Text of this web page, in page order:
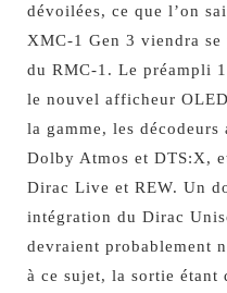
dévoilées, ce que l’on
XMC-1 Gen 3 viendra
du RMC-1. Le préampli
le nouvel afficheur
la gamme, les
Dolby Atmos et DTS:X,
Dirac Live et REW. Un
intégration du Dirac
devraient probablement
à ce sujet, la sortie étant